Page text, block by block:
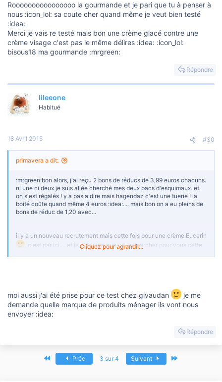
https://www.theinsiders.eu/campaigns/info/4/7682/eucerin.htm
j'ai été aussi prise pour un test panel-givaudan mais pour un test de
produits ménager:evil: (à bas les bonnicheries, cela soit dit en
passant:icon_twisted: mais bon là faut que j'aille m'y coller:mrgreen
:evil:
Roooooooooooooooo la gourmande et je pari que tu à penser à
nous :icon_lol: sa coute cher quand même je veut bien testé
:idea:
Merci je vais re testé mais bon une crème glacé contre une
crème visage c'est pas le même délires :idea: :icon_lol:
bisous18 ma gourmande :mrgreen:
Répondre
lileeone
Habitué
18 Avril 2015 #30
primavera a dit:
:mrgreen:bon alors, j'ai reçu 2 bons de réducs de 3,99 euros chacuns.
ni une ni deux je suis allée cherché mes deux pacs d'esquimaux. et
on s'est régalés ! y a pas a dire mais hagendaz c'est une tuerie ! la
boité coûte quand même 4 euros :idea:.... mais bon on a eu pleins de
bons de réduc de 1,20 avec...
il y a un nouveau recrutement mais cette fois pour une crème Eucerin
, c'est par ici.... et je suis sûre que ça va marcher pour vous cette
de produits ménager:evil: (à bas les bonnicheries, cela soit dit en
passant:icon_twisted: mais bon là faut que j'aille m'y
coller:mrgreen
:evil:
Cliquez pour agrandir...
moi aussi j'ai été prise pour ce test chez givaudan
je me
demande quelle marque de produits ménager ils vont nous
envoyer :idea:
Répondre
Premier Préc 3 sur 4 Suivant